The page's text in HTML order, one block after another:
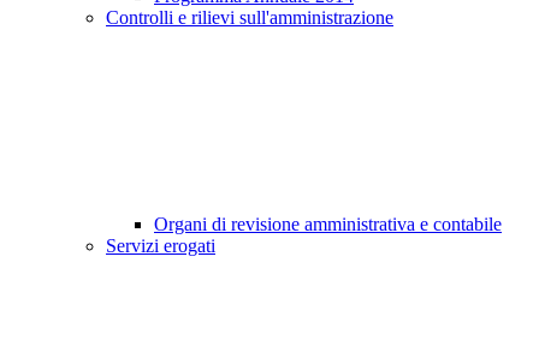
Controlli e rilievi sull'amministrazione
Organi di revisione amministrativa e contabile
Servizi erogati